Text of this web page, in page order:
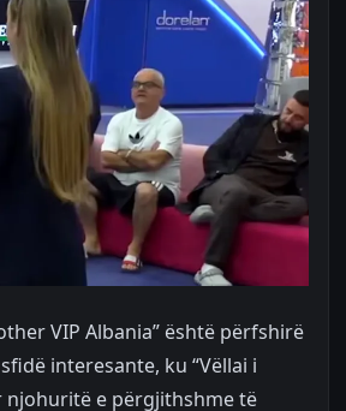
VIP Albania” është përfshirë
interesante, ku “Vëllai i
njohuritë e përgjithshme të